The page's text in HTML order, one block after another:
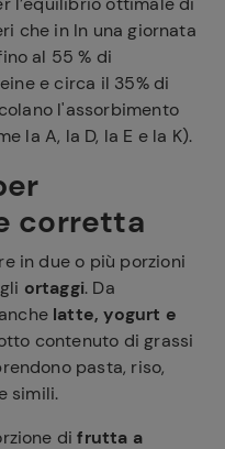
che in In una giornata
al 55 % di
e circa il 35% di
l'assorbimento
la A, la D, la E e la K).
corretta
in due o più porzioni
ortaggi. Da
latte, yogurt e
contenuto di grassi
pasta, riso,
simili.
difrutta a